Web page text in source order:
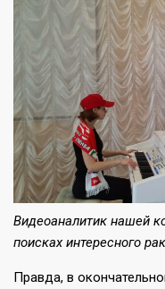
Видеоаналитик нашей
поисках интересного
Правда, в